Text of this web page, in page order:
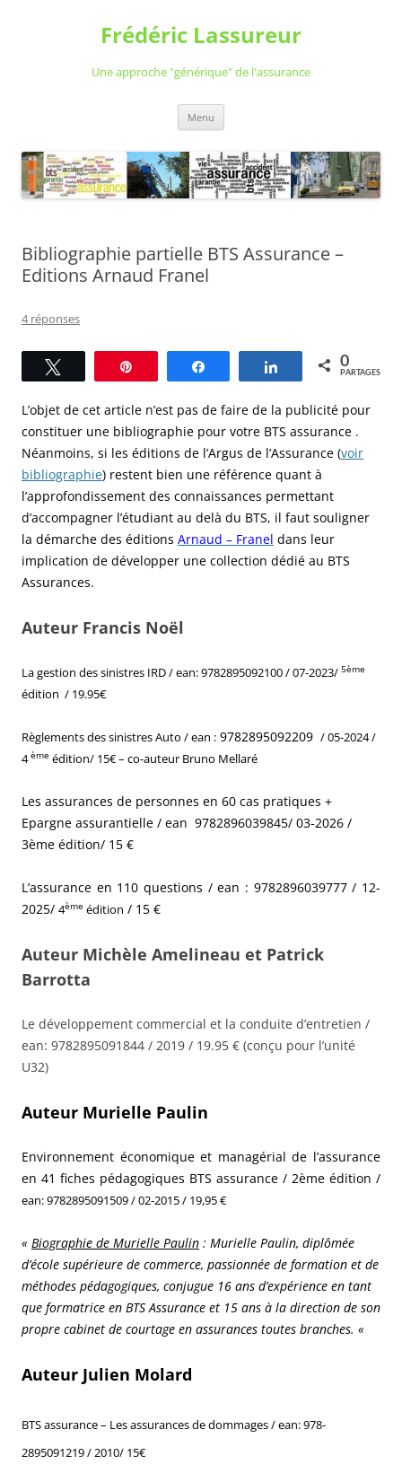
Frédéric Lassureur
Une approche "générique" de l'assurance
Menu
Bibliographie partielle BTS Assurance –
Editions Arnaud Franel
4 réponses
Partagez 0
PARTAGES
L’objet de cet article n’est pas de faire de la publicité pour
constituer une bibliographie pour votre BTS assurance .
Néanmoins, si les éditions de l’Argus de l’Assurance (voir
bibliographie) restent bien une référence quant à
l’approfondissement des connaissances permettant
d’accompagner l’étudiant au delà du BTS, il faut souligner
la démarche des éditions Arnaud – Franel dans leur
implication de développer une collection dédié au BTS
Assurances.
Auteur Francis Noël
La gestion des sinistres IRD /ean: 9782895092100/ 07-2023/ 5ème
édition / 19.95€
Règlements des sinistres Auto / ean : 9782895092209 / 05-2024 /
4ème édition/ 15€ – co-auteur Bruno Mellaré
Les assurances de personnes en 60 cas pratiques +
Epargne assurantielle / ean 9782896039845/ 03-2026 /
3ème édition/ 15 €
L’assurance en 110 questions / ean : 9782896039777/ 12-
2025/ 4ème édition / 15 €
Auteur Michèle Amelineau et Patrick
Barrotta
Le développement commercial et la conduite d’entretien /
ean: 9782895091844 / 2019 / 19.95 € (conçu pour l’unité
U32)
Auteur Murielle Paulin
Environnement économique et managérial de l’assurance
en 41 fiches pédagogiques BTS assurance / 2ème édition /
ean: 9782895091509/ 02-2015 / 19,95 €
« Biographie de Murielle Paulin : Murielle Paulin, diplômée
d’école supérieure de commerce, passionnée de formation et de
méthodes pédagogiques, conjugue 16 ans d’expérience en tant
que formatrice en BTS Assurance et 15 ans à la direction de son
propre cabinet de courtage en assurances toutes branches. «
Auteur Julien Molard
BTS assurance – Les assurances de dommages / ean:978-
2895091219 / 2010/ 15€